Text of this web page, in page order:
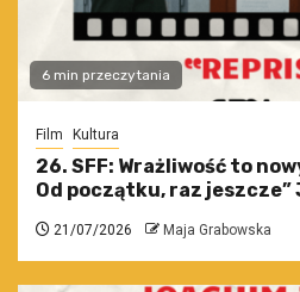
6 min przeczytania
Film Kultura
26. SFF: Wrażliwość to
Od początku, raz
21/07/2026 Maja Grabowska